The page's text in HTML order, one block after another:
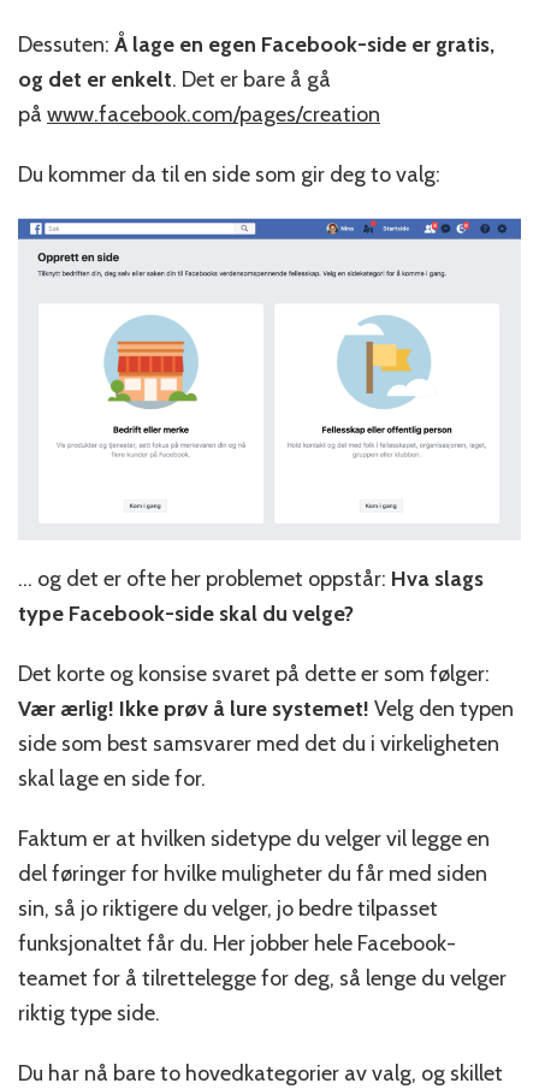
Dessuten: Å lage en egen Facebook-side er gratis,
og det er enkelt. Det er bare å gå
på www.facebook.com/pages/creation
Du kommer da til en side som gir deg to valg:
… og det er ofte her problemet oppstår: Hva slags
type Facebook-side skal du velge?
Det korte og konsise svaret på dette er som følger:
Vær ærlig! Ikke prøv å lure systemet! Velg den typen
side som best samsvarer med det du i virkeligheten
skal lage en side for.
Faktum er at hvilken sidetype du velger vil legge en
del føringer for hvilke muligheter du får med siden
sin, så jo riktigere du velger, jo bedre tilpasset
funksjonaltet får du. Her jobber hele Facebook-
teamet for å tilrettelegge for deg, så lenge du velger
riktig type side.
Du har nå bare to hovedkategorier av valg, og skillet